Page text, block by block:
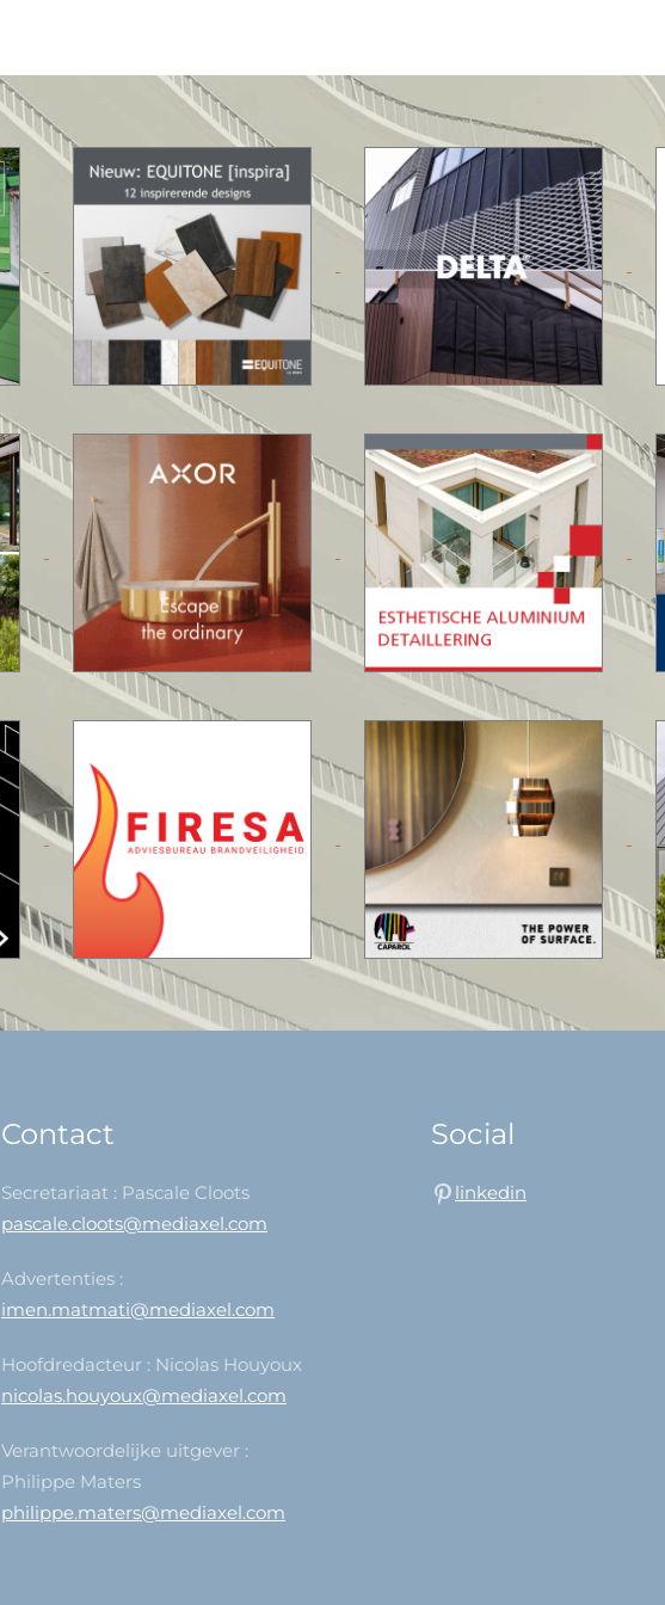
Contact
Secretariaat : Pascale Cloots
pascale.cloots@mediaxel.com
Advertenties :
imen.matmati@mediaxel.com
Hoofdredacteur : Nicolas Houyoux
nicolas.houyoux@mediaxel.com
Verantwoordelijke uitgever :
Philippe Maters
philippe.maters@mediaxel.com
Social
linkedin